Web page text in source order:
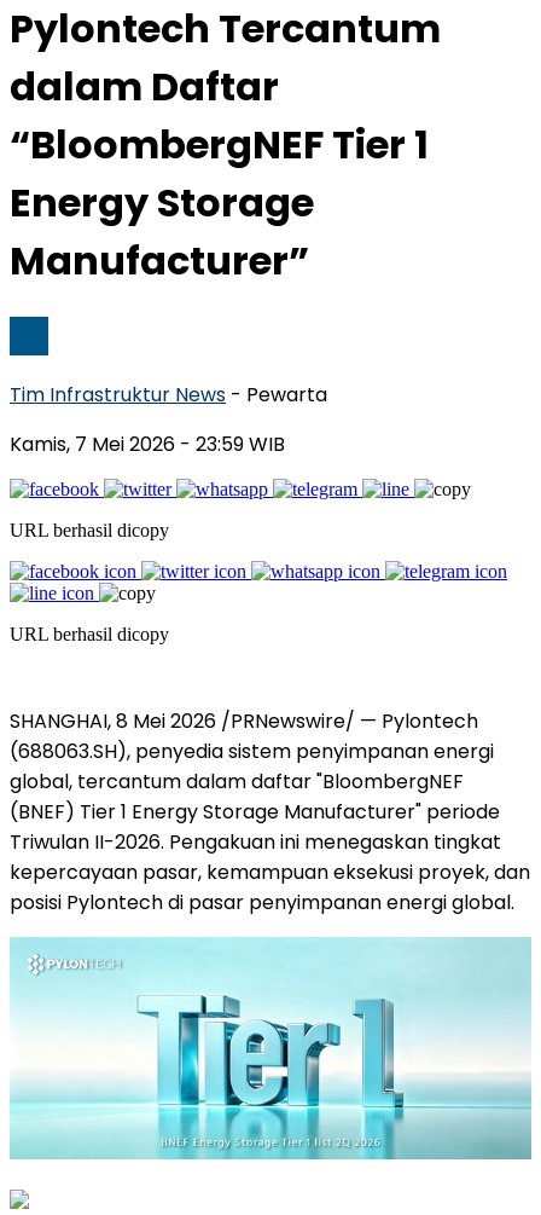
Pylontech Tercantum
dalam Daftar
“BloombergNEF Tier 1
Energy Storage
Manufacturer”
Tim Infrastruktur News - Pewarta
Kamis, 7 Mei 2026 - 23:59 WIB
URL berhasil dicopy
URL berhasil dicopy
SHANGHAI,8 Mei 2026 /PRNewswire/ — Pylontech
(688063.SH), penyedia sistem penyimpanan energi
global, tercantum dalam daftar "BloombergNEF
(BNEF) Tier 1 Energy Storage Manufacturer" periode
Triwulan II-2026. Pengakuan ini menegaskan tingkat
kepercayaan pasar, kemampuan eksekusi proyek, dan
posisi Pylontech di pasar penyimpanan energi global.